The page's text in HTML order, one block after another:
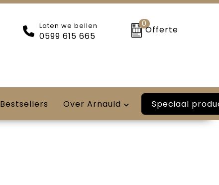
Laten we bellen
0599 615 665
0
Offerte
Bestsellers Over Arnauld Speciaal